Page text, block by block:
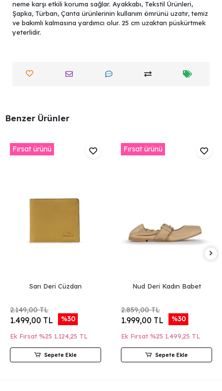
neme karşı etkili koruma sağlar. Ayakkabı, Tekstil Ürünleri,
Şapka, Türban, Çanta ürünlerinin kullanım ömrünü uzatır, temiz
ve bakımlı kalmasına yardımcı olur. 25 cm uzaktan püskürtmek
yeterlidir.
Benzer Ürünler
Fırsat ürünü
Sarı Deri Cüzdan
2.149,00 TL
1.499,00 TL %30
Ek Fırsat %25 1.124,25 TL
Sepete Ekle
Fırsat ürünü
Nud Deri Kadın Babet
2.859,00 TL
1.999,00 TL %30
Ek Fırsat %25 1.499,25 TL
Sepete Ekle